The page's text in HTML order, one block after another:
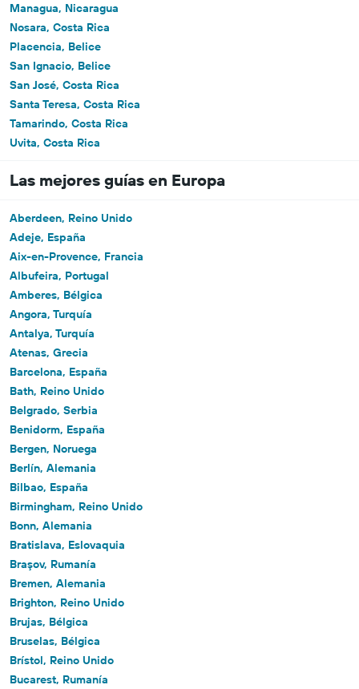
Managua, Nicaragua
Nosara, Costa Rica
Placencia, Belice
San Ignacio, Belice
San José, Costa Rica
Santa Teresa, Costa Rica
Tamarindo, Costa Rica
Uvita, Costa Rica
Las mejores guías en Europa
Aberdeen, Reino Unido
Adeje, España
Aix-en-Provence, Francia
Albufeira, Portugal
Amberes, Bélgica
Angora, Turquía
Antalya, Turquía
Atenas, Grecia
Barcelona, España
Bath, Reino Unido
Belgrado, Serbia
Benidorm, España
Bergen, Noruega
Berlín, Alemania
Bilbao, España
Birmingham, Reino Unido
Bonn, Alemania
Bratislava, Eslovaquia
Braşov, Rumanía
Bremen, Alemania
Brighton, Reino Unido
Brujas, Bélgica
Bruselas, Bélgica
Brístol, Reino Unido
Bucarest, Rumanía